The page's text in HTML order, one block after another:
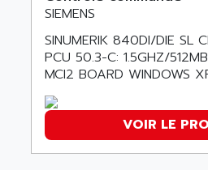
SIMODRIVE 611
NUM 1060
NUM 760
ADVANCE HIVOLT
ADVANCE TAPES
ADVANCED ENERGY
ADVANCED MOTION
ADVANCED POWER
ADVANCED UV
SIEMENS
SINUMERIK 840DI/DIE SL
PCU 50.3-C: 1.5GHZ/
MCI2 BOARD WINDOWS
VOIR LE